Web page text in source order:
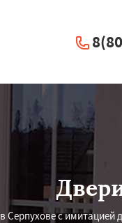
в Серпухове с имитацией